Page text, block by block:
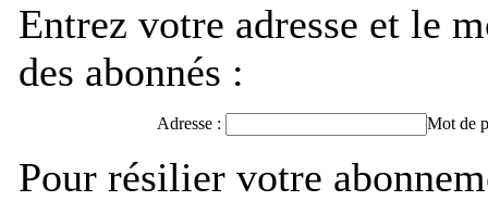
Entrez votre adresse et le
des abonnés :
Adresse : Mot de
Pour résilier votre